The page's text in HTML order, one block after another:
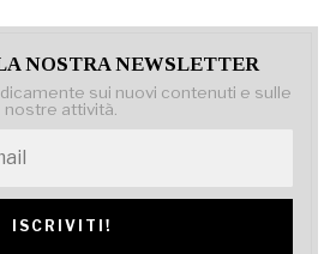
NOSTRA NEWSLETTER
sui nuovi contenuti e sulle
nostre attività.